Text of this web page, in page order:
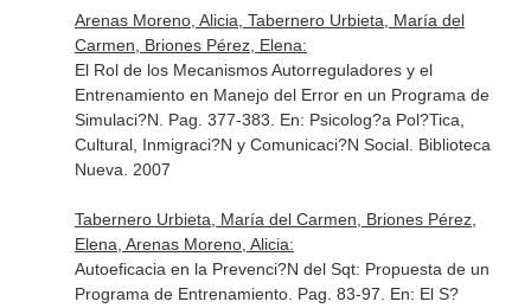
Arenas Moreno, Alicia, Tabernero Urbieta, María del
Carmen, Briones Pérez, Elena:
El Rol de los Mecanismos Autorreguladores y el
Entrenamiento en Manejo del Error en un Programa de
Simulaci?N. Pag. 377-383. En: Psicolog?a Pol?Tica,
Cultural, Inmigraci?N y Comunicaci?N Social. Biblioteca
Nueva. 2007
Tabernero Urbieta, María del Carmen, Briones Pérez,
Elena, Arenas Moreno, Alicia:
Autoeficacia en la Prevenci?N del Sqt: Propuesta de un
Programa de Entrenamiento. Pag. 83-97. En: El S?